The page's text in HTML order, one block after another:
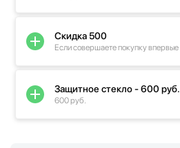
Скидка 500
Если совершаете покупку впервые
Защитное стекло - 600 руб.
600 руб.